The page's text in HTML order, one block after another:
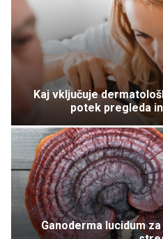
Kaj vključuje
potek pregleda
Ganoderma lucidum